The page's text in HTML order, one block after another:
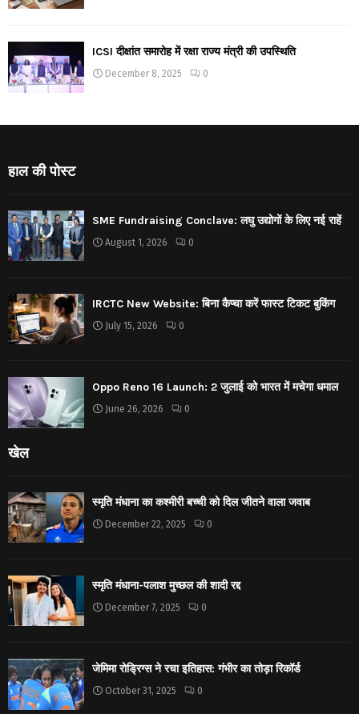
ICSI दीक्षांत समारोह में रक्षा राज्य मंत्री की उपस्थिति
December 8, 2025 0
हाल की पोस्ट
SME Fundraising Conclave: लघु उद्योगों के लिए नई राहें
August 1, 2026 0
IRCTC New Website: बिना कैप्चा करें फास्ट टिकट बुकिंग
July 15, 2026 0
Oppo Reno 16 Launch: 2 जुलाई को भारत में मचेगा धमाल
June 26, 2026 0
खेल
स्मृति मंधाना का कश्मीरी बच्ची को दिल जीतने वाला जवाब
December 22, 2025 0
स्मृति मंधाना-पलाश मुच्छल की शादी रद्द
December 7, 2025 0
जेमिमा रोड्रिग्स ने रचा इतिहास: गंभीर का तोड़ा रिकॉर्ड
October 31, 2025 0